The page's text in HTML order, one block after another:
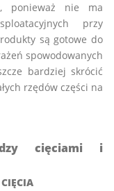
ponieważ nie ma
przy
są gotowe do
spowodowanych
bardziej skrócić
rzędów części na
cięciami i